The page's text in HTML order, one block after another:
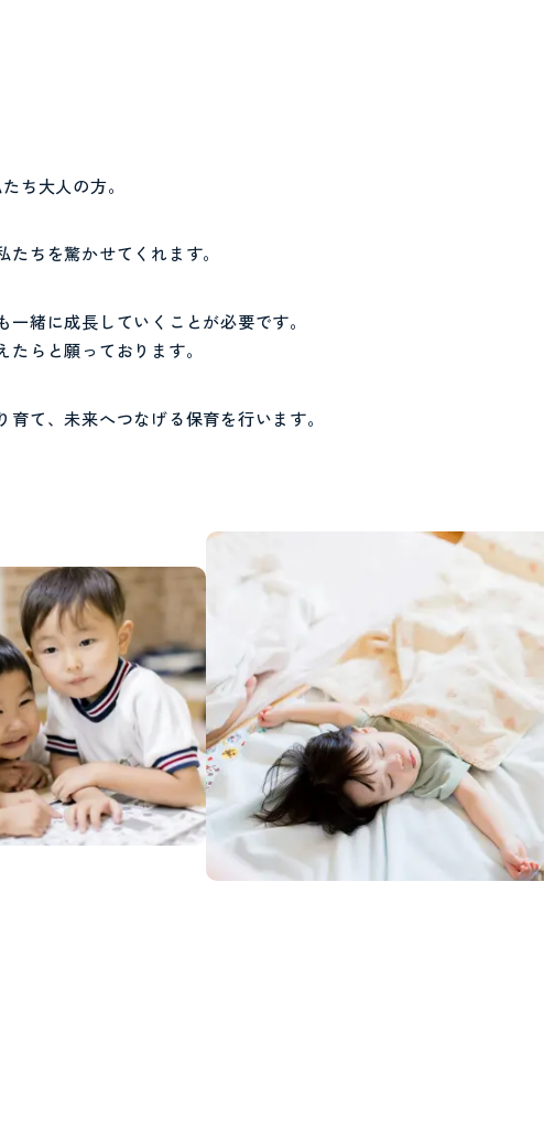
ち大人の方。
たちを驚かせてくれます。
一緒に成長していくことが必要です。
たらと願っております。
て、 未来へつなげる保育を行います。